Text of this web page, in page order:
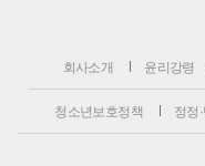
회사소개 윤리강령
청소년보호정책 정정